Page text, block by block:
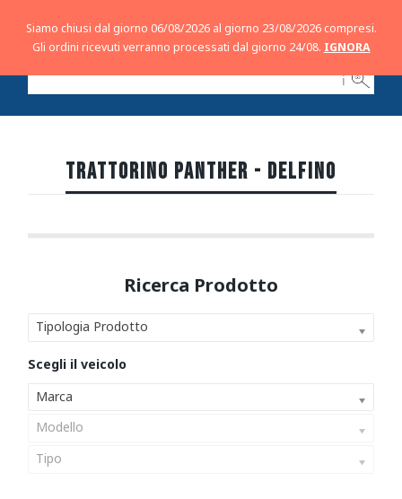
ℹ
TRATTORINO PANTHER - DELFINO
Tipologia Prodotto
Marca
Modello
Tipo
Siamo chiusi dal giorno 06/08/2026 al giorno 23/08/2026 compresi.
Gli ordini ricevuti verranno processati dal giorno 24/08. IGNORA